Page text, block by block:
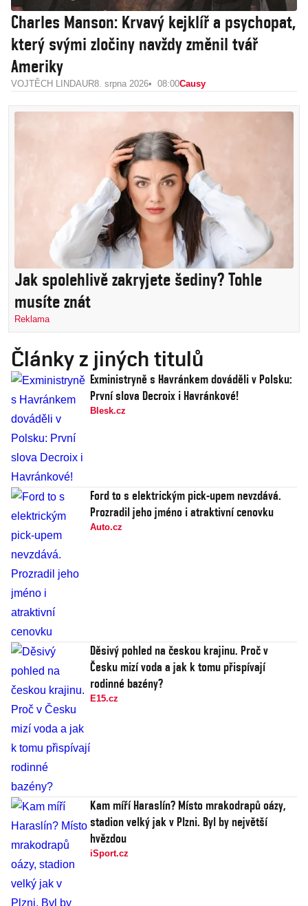
Charles Manson: Krvavý kejklíř a psychopat,
který svými zločiny navždy změnil tvář
Ameriky
VOJTĚCH LINDAUR8. srpna 2026 08:00Causy
Jak spolehlivě zakryjete šediny? Tohle
musíte znát
Reklama
Články z jiných titulů
Exministryně s Havránkem dováděli v Polsku:
První slova Decroix i Havránkové!
Blesk.cz
Ford to s elektrickým pick-upem nevzdává.
Prozradil jeho jméno i atraktivní cenovku
Auto.cz
Děsivý pohled na českou krajinu. Proč v
Česku mizí voda a jak k tomu přispívají
rodinné bazény?
E15.cz
Kam míří Haraslín? Místo mrakodrapů oázy,
stadion velký jak v Plzni. Byl by největší
hvězdou
iSport.cz